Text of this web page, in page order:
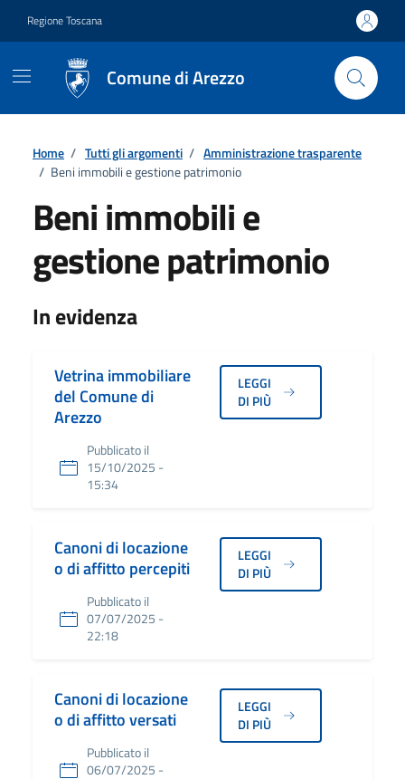
Regione Toscana
Comune di Arezzo
Home / Tutti gli argomenti / Amministrazione trasparente
/ Beni immobili e gestione patrimonio
Beni immobili e
gestione patrimonio
Dettagli
In evidenza
Vetrina immobiliare
del Comune di
Arezzo
Pubblicato il
15/10/2025 -
15:34
LEGGI
DI PIÙ
Canoni di locazione
o di affitto percepiti
Pubblicato il
07/07/2025 -
22:18
LEGGI
DI PIÙ
Canoni di locazione
o di affitto versati
Pubblicato il
06/07/2025 -
LEGGI
DI PIÙ